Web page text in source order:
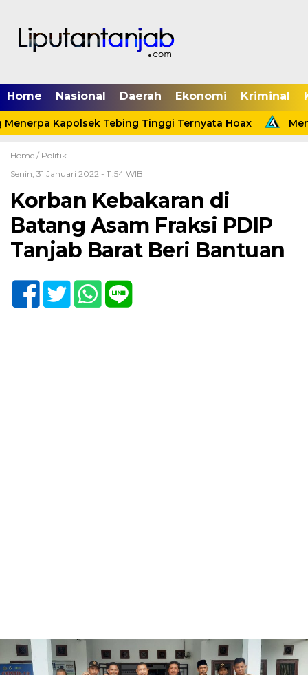
Home Nasional Daerah Ekonomi Kriminal
Kapolsek Tebing Tinggi Ternyata Hoax
Home / Politik
Senin, 31 Januari 2022 - 11:54 WIB
Korban Kebakaran di
Batang Asam Fraksi PDIP
Tanjab Barat Beri Bantuan